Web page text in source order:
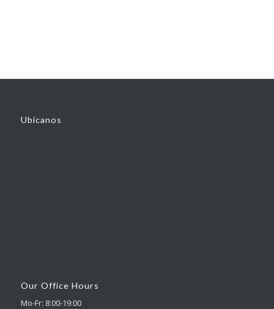
Ubícanos
Our Office Hours
Mo-Fr: 8:00-19:00